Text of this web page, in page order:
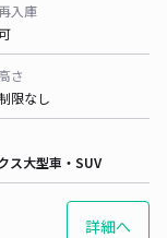
入庫
高さ
限なし
ス大型車・SUV
詳細へ